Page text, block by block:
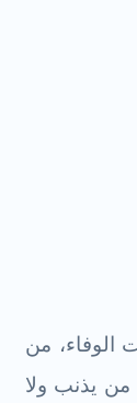
الوفاء، من
يذنب ولا